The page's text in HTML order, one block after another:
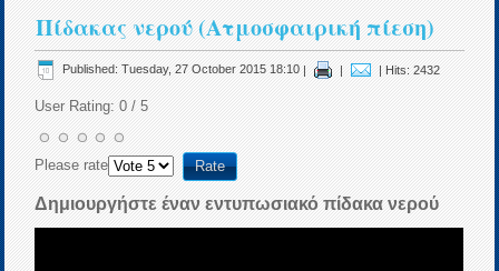
Πίδακας νερού (Ατμοσφαιρική πίεση)
Published: Tuesday, 27 October 2015 18:10 | | | Hits: 2432
User Rating:0 /5
Please rate
Δημιουργήστε έναν εντυπωσιακό πίδακα νερού